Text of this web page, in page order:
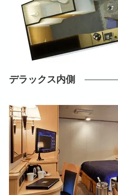
デラックス内側